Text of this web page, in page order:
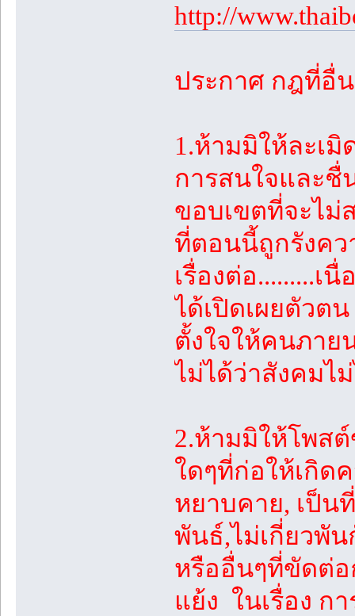
http://
ประกาศ กฎที่อื่
1.ห้ามมิให้ละเ
การสนใจและชื่
ขอบเขตที่จะไม่
ที่ตอนนี้ถูกรังคว
เรื่องต่อ.........เนื่
ได้เปิดเผยตัวต
ตั้งใจให้คนภาย
ไม่ได้ว่าสังคมไ
2.ห้ามมิให้โพส
ใดๆที่ก่อให้เกิด
หยาบคาย, เป็น
พันธ์,ไม่เกี่ยวพั
หรืออื่นๆที่ขัดต่อ
แย้ง ในเรื่อง ก